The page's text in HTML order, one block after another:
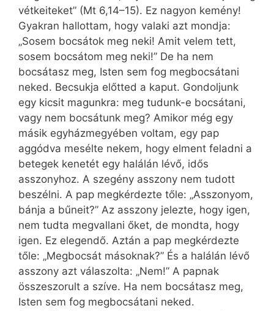
vétkeiteket” (Mt 6,14–15). Ez nagyon kemény!
Gyakran hallottam, hogy valaki azt mondja:
„Sosem bocsátok meg neki! Amit velem tett,
sosem bocsátom meg neki!” De ha nem
bocsátasz meg, Isten sem fog megbocsátani
neked. Becsukja előtted a kaput. Gondoljunk
egy kicsit magunkra: meg tudunk-e bocsátani,
vagy nem bocsátunk meg? Amikor még egy
másik egyházmegyében voltam, egy pap
aggódva mesélte nekem, hogy elment feladni a
betegek kenetét egy halálán lévő, idős
asszonyhoz. A szegény asszony nem tudott
beszélni. A pap megkérdezte tőle: „Asszonyom,
bánja a bűneit?” Az asszony jelezte, hogy igen,
nem tudta megvallani őket, de mondta, hogy
igen. Ez elegendő. Aztán a pap megkérdezte
tőle: „Megbocsát másoknak?” És a halálán lévő
asszony azt válaszolta: „Nem!” A papnak
összeszorult a szíve. Ha nem bocsátasz meg,
Isten sem fog megbocsátani neked.